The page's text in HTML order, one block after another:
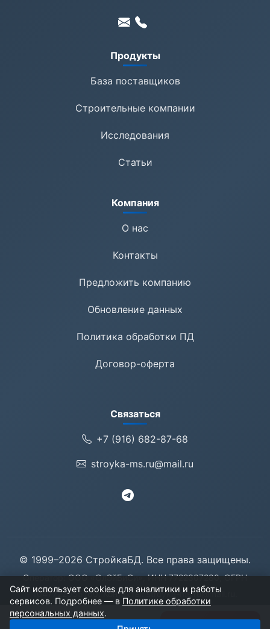
9 компаний
Продукты
База поставщиков
Строительные компании
Исследования
Статьи
Компания
О нас
Контакты
Предложить компанию
Обновление данных
Политика обработки ПД
Договор-оферта
Связаться
+7 (916) 682-87-68
stroyka-ms.ru@mail.ru
© 1999–2026 СтройкаБД. Все права защищены.
Оператор: ООО «ОлЭйБиСи», ИНН 7722307280, ОГРН
1047722055160. Контакты:stroyka-ms.ru@mail.ru
125057, Москва, Ленинградский проспект, дом 71
Сайт использует cookies для аналитики и работы
сервисов. Подробнее — в Политике обработки
персональных данных.